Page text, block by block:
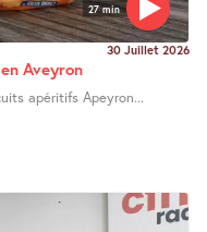
27 min
30 Juillet 2026
Aveyron
apéritifs Apeyron...